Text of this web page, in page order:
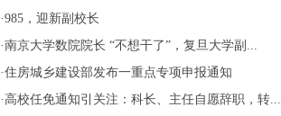
·985，迎新副校长
·南京大学数院院长 “不想干了”，复旦大学副...
·住房城乡建设部发布一重点专项申报通知
· 高校任免通知引关注：科长、主任自愿辞职，转...